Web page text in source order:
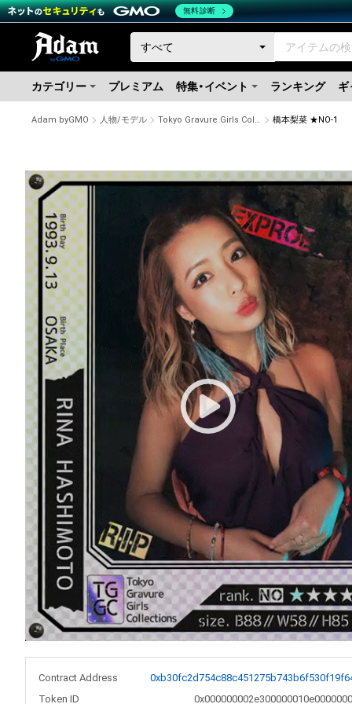
カテゴリー プレミアム 特集・イベント ランキング ギ
Adam byGMO 人物/モデル Tokyo Gravure Girls Collections 橋本梨菜 ★NO-1
Contract Address
Token ID
無料診断